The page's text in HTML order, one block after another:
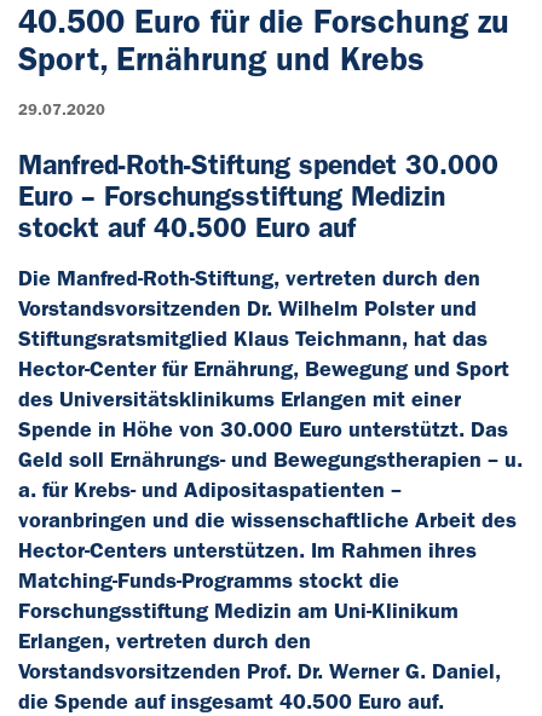
40.500 Euro für die Forschung zu
Sport, Ernährung und Krebs
29.07.2020
Manfred-Roth-Stiftung spendet 30.000
Euro – Forschungsstiftung Medizin
stockt auf 40.500 Euro auf
Die Manfred-Roth-Stiftung, vertreten durch den
Vorstandsvorsitzenden Dr. Wilhelm Polster und
Stiftungsratsmitglied Klaus Teichmann, hat das
Hector-Center für Ernährung, Bewegung und Sport
des Universitätsklinikums Erlangen mit einer
Spende in Höhe von 30.000 Euro unterstützt. Das
Geld soll Ernährungs- und Bewegungstherapien – u.
a. für Krebs- und Adipositaspatienten –
voranbringen und die wissenschaftliche Arbeit des
Hector-Centers unterstützen. Im Rahmen ihres
Matching-Funds-Programms stockt die
Forschungsstiftung Medizin am Uni-Klinikum
Erlangen, vertreten durch den
Vorstandsvorsitzenden Prof. Dr. Werner G. Daniel,
die Spende auf insgesamt 40.500 Euro auf.